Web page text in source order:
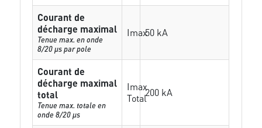
Courant de
décharge maximal
Tenue max. en onde
8/20 µs par pole
Imax50 kA
Courant de
décharge maximal
total
Tenue max. totale en
onde 8/20 µs
Imax
Total200 kA